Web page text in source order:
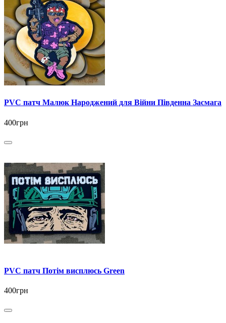
PVC патч Малюк Народжений для Війни Південна Засмага
400грн
PVC патч Потім висплюсь Green
400грн